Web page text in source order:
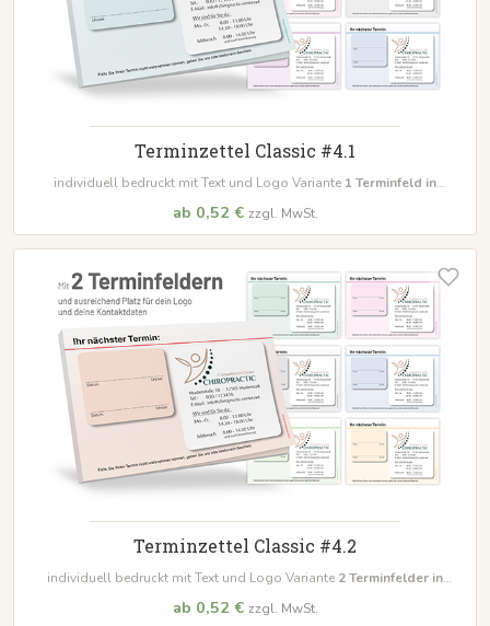
Terminzettel Classic #4.1
individuell bedruckt mit Text und Logo Variante 1Terminfeld in
ab 0,52 € zzgl. MwSt.
Terminzettel Classic #4.2
individuell bedruckt mit Text und Logo Variante 2Terminfelder in
ab 0,52 € zzgl. MwSt.